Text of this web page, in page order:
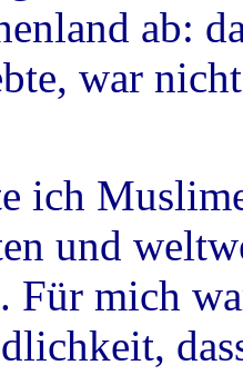
ab:
war
ich
und
Für mich